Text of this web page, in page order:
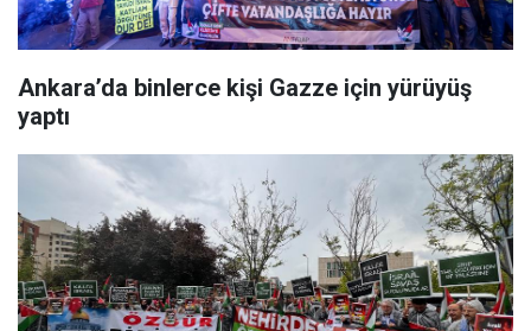
Ankara’da binlerce kişi Gazze için yürüyüş
yaptı